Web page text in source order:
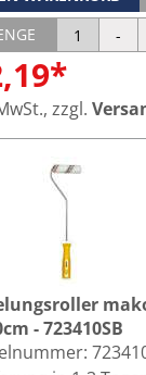
zzgl.
- 723410SB